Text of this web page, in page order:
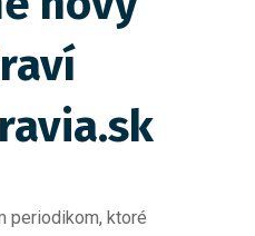
periodikom, ktoré